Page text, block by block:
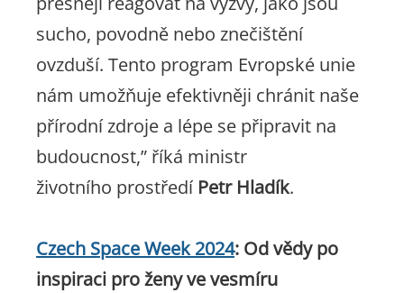
sucho, povodně nebo znečištění
ovzduší. Tento program Evropské unie
nám umožňuje efektivněji chránit naše
přírodní zdroje a lépe se připravit na
budoucnost,” říká ministr
životního prostředí Petr Hladík.
Czech Space Week 2024: Od vědy po
inspiraci pro ženy ve vesmíru